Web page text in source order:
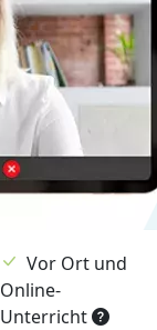
Vor Ort und
Online-
Unterricht